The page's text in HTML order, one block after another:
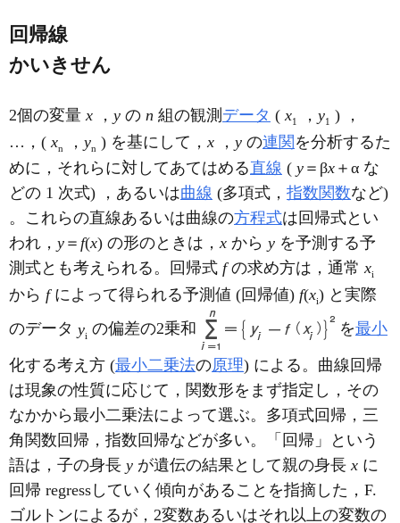
回帰線
かいきせん
2個の変量x ， y の n 組の観測 データ (x1 ， y1 ) ，
…，( xn ， yn ) を基にして， x ， y の連関 を分析するた
めに，それらに対してあてはめる直線 ( y ＝βx ＋α な
どの 1 次式) ，あるいは曲線 (多項式， 指数関数など)
。これらの直線あるいは曲線の方程式は回帰式とい
われ， y ＝ f(x) の形のときは，x から y を予測する予
測式とも考えられる。回帰式 fの求め方は，通常xi
から fによって得られる予測値 (回帰値) f(xi) と実際
のデータ yi の偏差の2乗和 を最小
化する考え方 (最小二乗法の原理) による。曲線回帰
は現象の性質に応じて，関数形をまず指定し，その
なかから最小二乗法によって選ぶ。多項式回帰，三
角関数回帰，指数回帰などが多い。「回帰」という
語は，子の身長 y が遺伝の結果として親の身長x に
回帰 regressしていく傾向があることを指摘した，F.
ゴルトンによるが，2変数あるいはそれ以上の変数の